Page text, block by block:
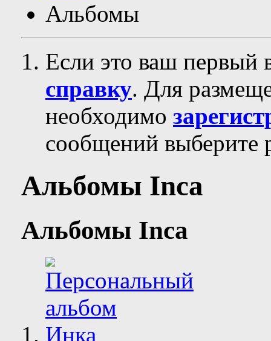
Альбомы
Если это ваш первый
справку. Для
необходимо
сообщений выберите
Альбомы Inca
Альбомы Inca